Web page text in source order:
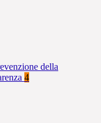
della
4